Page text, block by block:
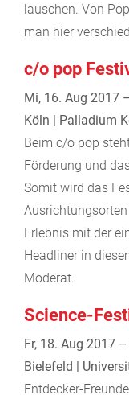
lauschen. Von
man hier
c/o pop
Mi, 16. Aug 2017
Köln | Palladium
Beim c/o pop
Förderung und
Somit wird das
Erlebnis mit der
Headliner in
Moderat.
Science-
Fr, 18. Aug 2017
Bielefeld |
Entdecker-